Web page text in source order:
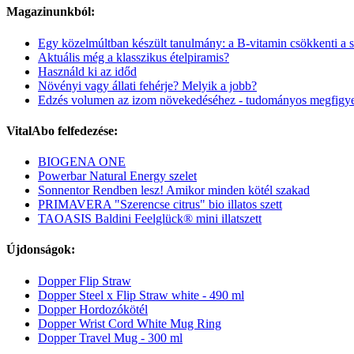
Magazinunkból:
Egy közelmúltban készült tanulmány: a B-vitamin csökkenti a
Aktuális még a klasszikus ételpiramis?
Használd ki az időd
Növényi vagy állati fehérje? Melyik a jobb?
Edzés volumen az izom növekedéséhez - tudományos
VitalAbo felfedezése:
BIOGENA ONE
Powerbar Natural Energy szelet
Sonnentor Rendben lesz! Amikor minden kötél szakad
PRIMAVERA "Szerencse citrus" bio illatos szett
TAOASIS Baldini Feelglück® mini illatszett
Újdonságok:
Dopper Flip Straw
Dopper Steel x Flip Straw white - 490 ml
Dopper Hordozókötél
Dopper Wrist Cord White Mug Ring
Dopper Travel Mug - 300 ml